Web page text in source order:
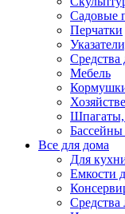
Садовые
Перчатки
Средства
Мебель
Шпагаты,
Бассейны
Все для дома
Для
Емкости